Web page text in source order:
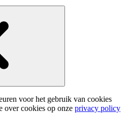
voor het gebruik van cookies
over cookies op onze privacy policy